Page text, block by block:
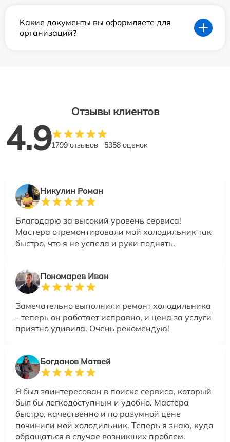
Какие документы вы оформляете для
организаций?
Отзывы клиентов
4.91799 отзывов 5358 оценок
Никулин Роман
Благодарю за высокий уровень сервиса!
Мастера отремонтировали мой холодильник так
быстро, что я не успела и руки поднять.
Пономарев Иван
Замечательно выполнили ремонт холодильника
- теперь он работает исправно, и цена за услуги
приятно удивила. Очень рекомендую!
Богданов Матвей
Я был заинтересован в поиске сервиса, который
был бы легкодоступным и удобно. Мастера
быстро, качественно и по разумной цене
починили мой холодильник. Теперь я знаю, куда
обращаться в случае возникших проблем.